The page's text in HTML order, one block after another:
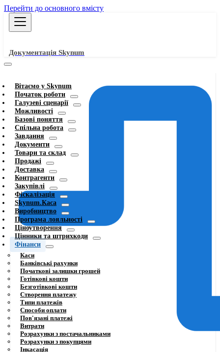
Перейти до основного вмісту
Документація Skynum
Вітаємо у Skynum
Початок роботи
Галузеві сценарії
Можливості
Базові поняття
Спільна робота
Завдання
Документи
Товари та склад
Продажі
Доставка
Контрагенти
Закупівлі
Фіскалізація
Skynum.Каса
Виробництво
Програма лояльності
Ціноутворення
Цінники та штрихкоди
Фінанси
Каси
Банківські рахунки
Початкові залишки грошей
Готівкові кошти
Безготівкові кошти
Створення платежу
Типи платежів
Способи оплати
Пов'язані платежі
Витрати
Розрахунки з постачальниками
Розрахунки з покупцями
Інкасація